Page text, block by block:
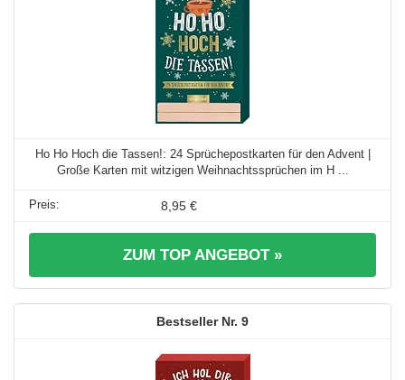
Ho Ho Hoch die Tassen!: 24 Sprüchepostkarten für den Advent |
Große Karten mit witzigen Weihnachtssprüchen im H ...
8,95 €
ZUM TOP ANGEBOT »
9